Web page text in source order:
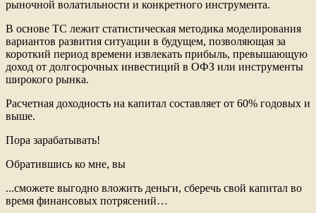
рыночной волатильности и конкретного инструмента.
В основе ТС лежит статистическая методика моделирования
вариантов развития ситуации в будущем, позволяющая за
короткий период времени извлекать прибыль, превышающую
доход от долгосрочных инвестиций в ОФЗ или инструменты
широкого рынка.
Расчетная доходность на капитал составляет от 60% годовых и
выше.
Пора зарабатывать!
Обратившись ко мне, вы
...сможете выгодно вложить деньги, сберечь свой капитал во
время финансовых потрясений…